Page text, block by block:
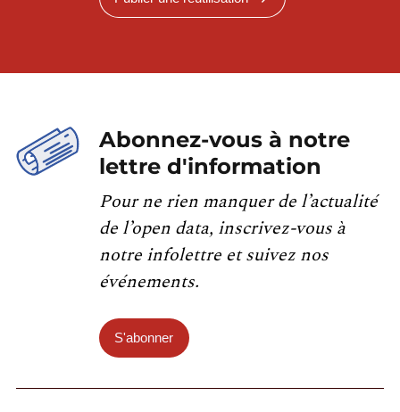
Abonnez-vous à notre
lettre d'information
Pour ne rien manquer de l’actualité
de l’open data, inscrivez-vous à
notre infolettre et suivez nos
événements.
S'abonner